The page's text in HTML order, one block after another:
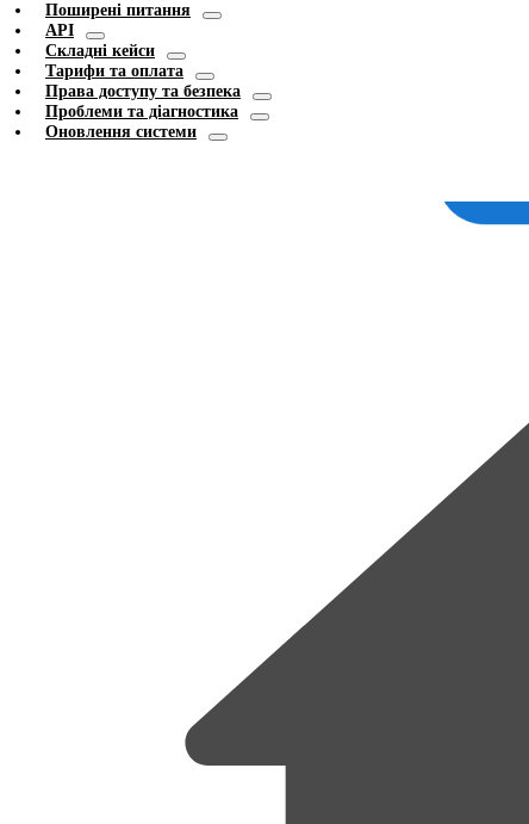
Поширені питання
API
Складні кейси
Тарифи та оплата
Права доступу та безпека
Проблеми та діагностика
Оновлення системи